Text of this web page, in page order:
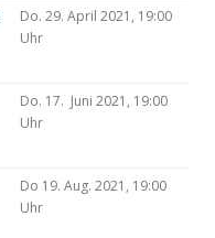
Do. 29. April 2021, 19:00
Uhr
Do. 17. Juni 2021, 19:00
Uhr
Do 19. Aug. 2021, 19:00
Uhr